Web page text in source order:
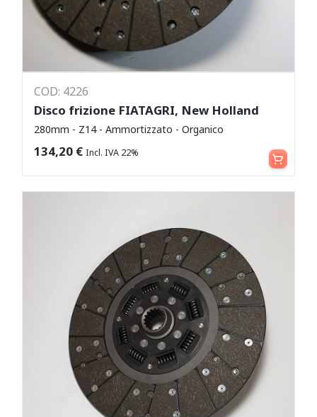
COD: 4226
Disco frizione FIATAGRI, New Holland
280mm - Z14 - Ammortizzato - Organico
134,20 € Incl. IVA 22% Aggiungi al carrello